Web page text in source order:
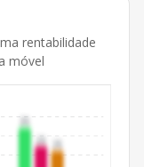
rentabilidade
móvel